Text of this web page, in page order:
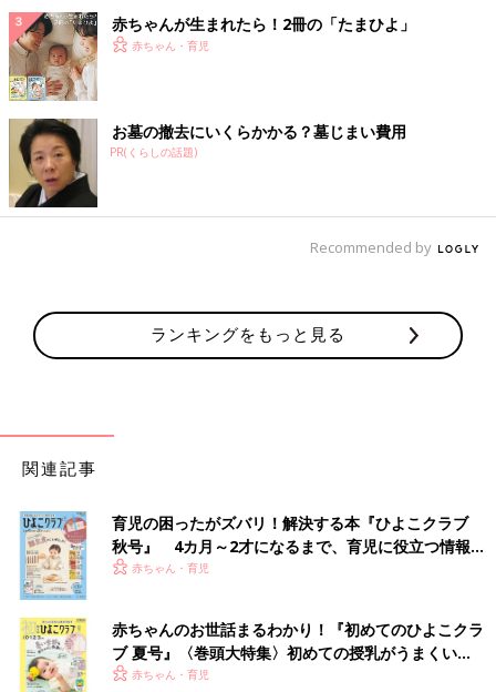
併してしまったんです。
その初めての手術では、ねじれを元に戻す処置を行い、血流が戻
るかどうか1日様子を見ることに。しかし、結局、血流は再開し
命を助けるために与えられた、たった一つの選択肢は、壊死した
部分を切除すること。蒼斗は小腸の95%を切ることになりまし
た。その結果、残った腸がたった5cmしかない「短腸症候群」と
なったんです」（パパ・拓哉さん）
残された腸はたった5cm。「１ 歳までは生きられな
「最近、４歳になりました。お姉ちゃんと一緒に毎日元気に保育園に通っていま
赤ちゃんが生まれたら！2冊の「たまひよ」
赤ちゃん・育児
お墓の撤去にいくらかかる？墓じまい費用
PR(くらしの話題)
Recommended by
ランキングをもっと見る
関連記事
育児の困ったがズバリ！解決する本『ひよこクラブ
秋号』 4カ月～2才になるまで、育児に役立つ情報が
いっぱい！
赤ちゃん・育児
赤ちゃんのお世話まるわかり！『初めてのひよこクラ
ブ 夏号』〈巻頭大特集〉初めての授乳がうまくい
く！ おっぱい・ミルクの基本と夏のトラブル 解決テ
赤ちゃん・育児